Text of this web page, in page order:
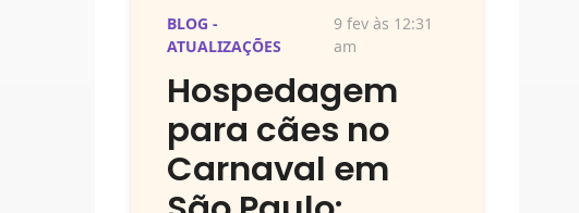
BLOG -
ATUALIZAÇÕES
9 fev às 12:31
am
Hospedagem
para cães no
Carnaval em